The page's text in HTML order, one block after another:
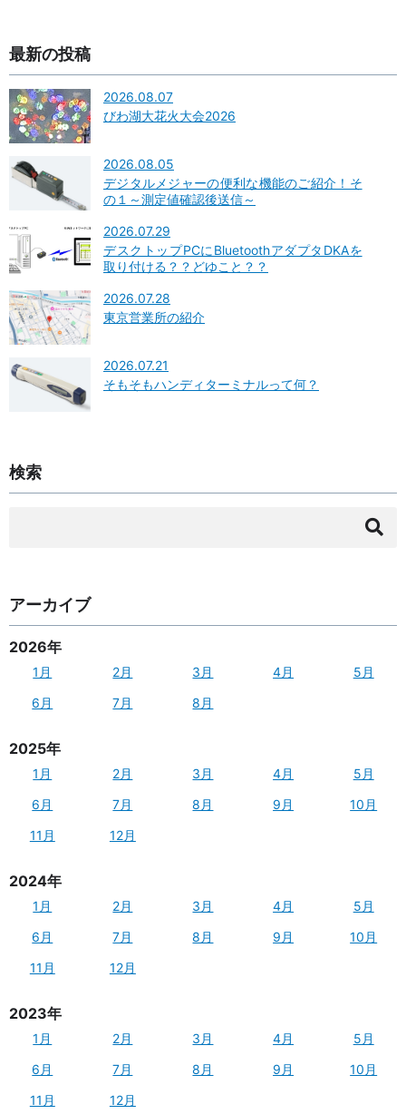
最新の投稿
2026.08.07
びわ湖大花火大会2026
2026.08.05
デジタルメジャーの便利な機能のご紹介！そ
の１～測定値確認後送信～
2026.07.29
デスクトップPCにBluetoothアダプタDKAを
取り付ける？？どゆこと？？
2026.07.28
東京営業所の紹介
2026.07.21
そもそもハンディターミナルって何？
検索
アーカイブ
2026年
1月 2月 3月 4月
5月
6月
7月 8月
2025年
1月 2月 3月 4月
5月
6月
7月 8月 9月
10月
11月
12月
2024年
1月 2月 3月 4月
5月
6月
7月 8月 9月
10月
11月
12月
2023年
1月 2月 3月 4月
5月
6月
7月 8月 9月
10月
11月
12月